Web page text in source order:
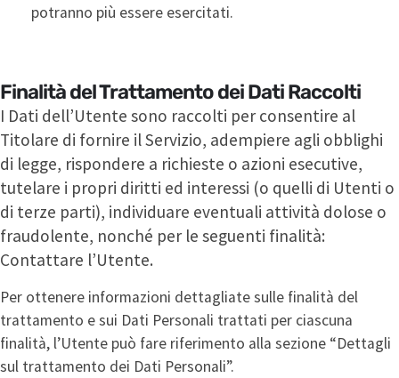
potranno più essere esercitati.
Finalità del Trattamento dei Dati Raccolti
I Dati dell’Utente sono raccolti per consentire al
Titolare di fornire il Servizio, adempiere agli obblighi
di legge, rispondere a richieste o azioni esecutive,
tutelare i propri diritti ed interessi (o quelli di Utenti o
di terze parti), individuare eventuali attività dolose o
fraudolente, nonché per le seguenti finalità:
Contattare l’Utente.
Per ottenere informazioni dettagliate sulle finalità del
trattamento e sui Dati Personali trattati per ciascuna
finalità, l’Utente può fare riferimento alla sezione “Dettagli
sul trattamento dei Dati Personali”.